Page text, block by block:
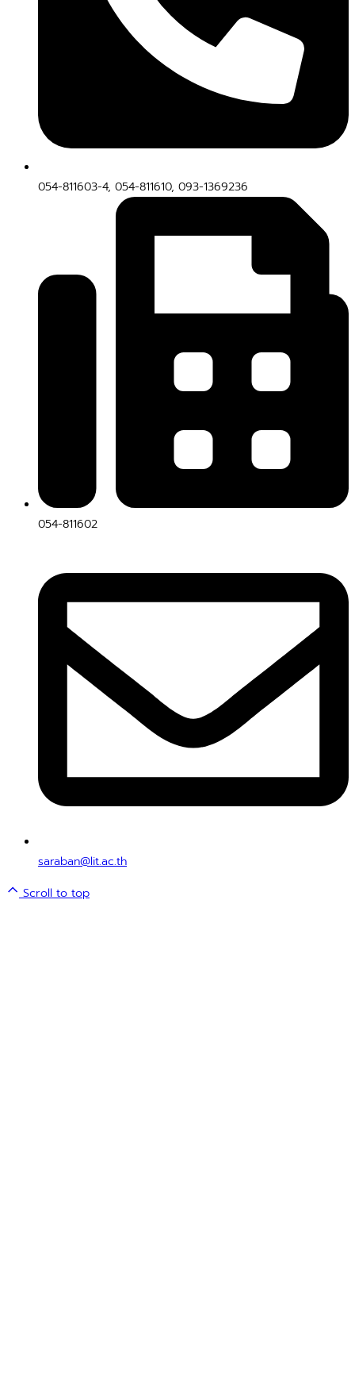
054-811603-4, 054-811610, 093-1369236
054-811602
saraban@lit.ac.th
Scroll to top